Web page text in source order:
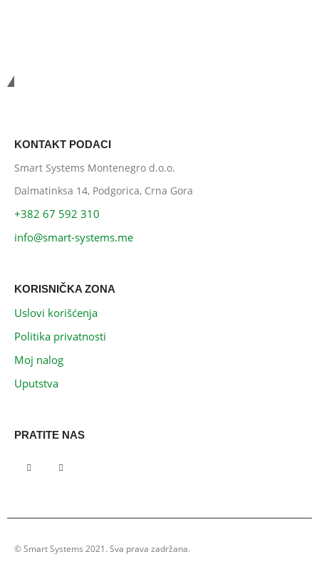
KONTAKT PODACI
Smart Systems Montenegro d.o.o.
Dalmatinksa 14, Podgorica, Crna Gora
+382 67 592 310
info@smart-systems.me
KORISNIČKA ZONA
Uslovi korišćenja
Politika privatnosti
Moj nalog
Uputstva
PRATITE NAS
© Smart Systems 2021. Sva prava zadržana.